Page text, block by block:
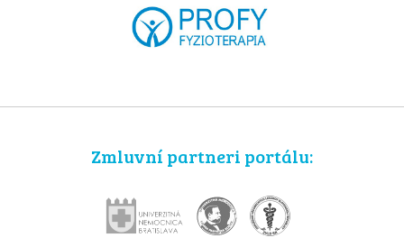
Zmluvní partneri portálu: